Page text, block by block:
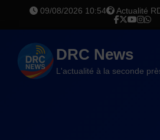
09/08/2026 10:54 Actualité
DRC News
L'actualité à la seconde